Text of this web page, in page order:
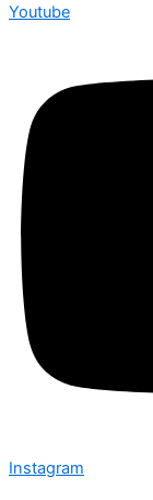
Youtube
Instagram